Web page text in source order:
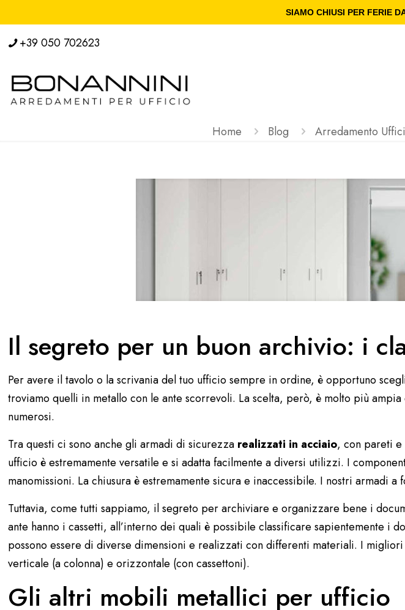
SIAMO CHIUSI PER FERIE
+39 050 702623
Home Blog Arredamento
Il segreto per un buon archivio: i
Per avere il tavolo o la scrivania del tuo ufficio sempre in ordine, è opportuno
troviamo quelli in metallo con le ante scorrevoli. La scelta, però, è molto più
numerosi.
Tra questi ci sono anche gliarmadi di sicurezza realizzati in acciaio, con pareti e
ufficio è estremamente versatile e si adatta facilmente a diversi utilizzi. I
manomissioni. La chiusura è estremamente sicura e inaccessibile. I nostri armadi
Tuttavia, come tutti sappiamo, il segreto per archiviare e organizzare bene i
ante hanno i cassetti, all’interno dei quali è possibile classificare sapientemente
possono essere di diverse dimensioni e realizzati con differenti materiali. I
verticale (a colonna) e orizzontale (con cassettoni).
Gli altri mobili metallici per ufficio